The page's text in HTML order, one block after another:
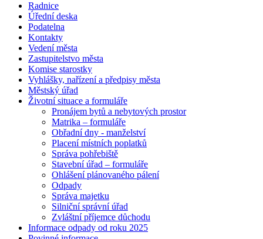
Radnice
Úřední deska
Podatelna
Kontakty
Vedení města
Zastupitelstvo města
Komise starostky
Vyhlášky, nařízení a předpisy města
Městský úřad
Životní situace a formuláře
Pronájem bytů a nebytových prostor
Matrika – formuláře
Obřadní dny - manželství
Placení místních poplatků
Správa pohřebiště
Stavební úřad – formuláře
Ohlášení plánovaného pálení
Odpady
Správa majetku
Silniční správní úřad
Zvláštní příjemce důchodu
Informace odpady od roku 2025